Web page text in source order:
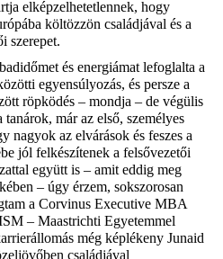
elképzelhetetlennek, hogy
költözzön családjával és a
szerepet.
és energiámat lefoglalta a
egyensúlyozás, és persze a
röpködés – mondja – de végülis
már az első, személyes
nagyok az elvárások és feszes a
jól felkészítenek a felsővezetői
együtt is – amit eddig meg
– úgy érzem, sokszorosan
a Corvinus Executive MBA
– Maastrichti Egyetemmel
még képlékeny Junaid
családjával